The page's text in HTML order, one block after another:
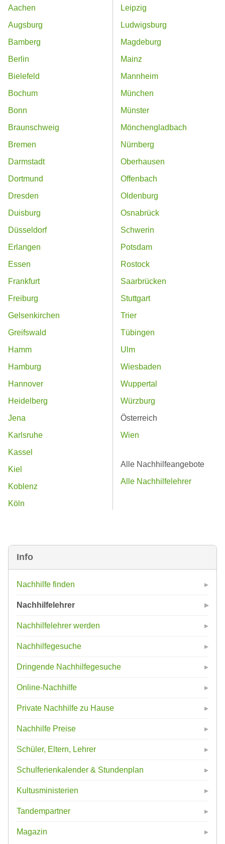
Info
Nachhilfe finden
Nachhilfelehrer
Nachhilfelehrer werden
Nachhilfegesuche
Dringende Nachhilfegesuche
Online-Nachhilfe
Private Nachhilfe zu Hause
Nachhilfe Preise
Schüler, Eltern, Lehrer
Schulferienkalender & Stundenplan
Kultusministerien
Tandempartner
Magazin
Aachen
Augsburg
Bamberg
Berlin
Bielefeld
Bochum
Bonn
Braunschweig
Bremen
Darmstadt
Dortmund
Dresden
Duisburg
Düsseldorf
Erlangen
Essen
Frankfurt
Freiburg
Gelsenkirchen
Greifswald
Hamm
Hamburg
Hannover
Heidelberg
Jena
Karlsruhe
Kassel
Kiel
Koblenz
Köln
Leipzig
Ludwigsburg
Magdeburg
Mainz
Mannheim
München
Münster
Mönchengladbach
Nürnberg
Oberhausen
Offenbach
Oldenburg
Osnabrück
Schwerin
Potsdam
Rostock
Saarbrücken
Stuttgart
Trier
Tübingen
Ulm
Wiesbaden
Wuppertal
Würzburg
Österreich
Wien
Alle Nachhilfeangebote
Alle Nachhilfelehrer